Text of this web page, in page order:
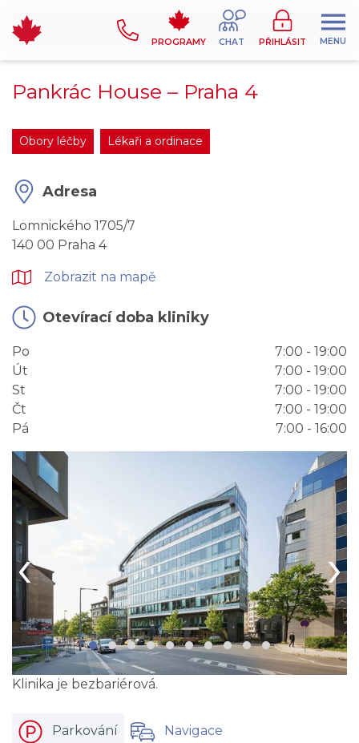
PROGRAMY CHAT PŘIHLÁSIT MENU
Pankrác House –⁠⁠⁠⁠⁠⁠ Praha 4
Obory léčby Lékaři a ordinace
Adresa
Lomnického 1705/7
140 00 Praha 4
Zobrazit na mapě
Otevírací doba kliniky
Po
7:00 - 19:00
Út
7:00 - 19:00
St
7:00 - 19:00
Čt
7:00 - 19:00
Pá
7:00 - 16:00
‹ ›
Klinika je bezbariérová.
Parkování Navigace